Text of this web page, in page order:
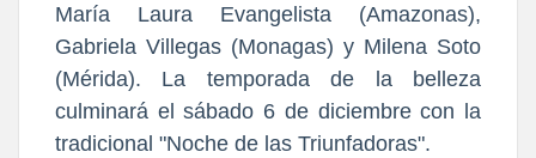
María Laura Evangelista (Amazonas),
Gabriela Villegas (Monagas) y Milena Soto
(Mérida). La temporada de la belleza
culminará el sábado 6 de diciembre con la
tradicional "Noche de las Triunfadoras".